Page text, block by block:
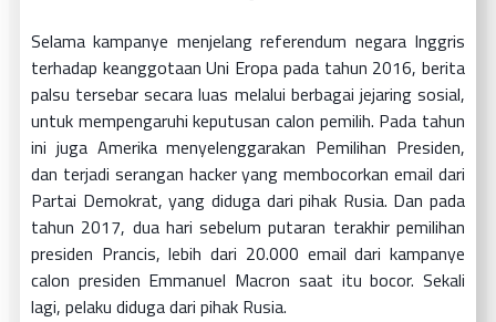
Selama kampanye menjelang referendum negara Inggris
terhadap keanggotaan Uni Eropa pada tahun 2016, berita
palsu tersebar secara luas melalui berbagai jejaring sosial,
untuk mempengaruhi keputusan calon pemilih. Pada tahun
ini juga Amerika menyelenggarakan Pemilihan Presiden,
dan terjadi serangan hacker yang membocorkan email dari
Partai Demokrat, yang diduga dari pihak Rusia. Dan pada
tahun 2017, dua hari sebelum putaran terakhir pemilihan
presiden Prancis, lebih dari 20.000 email dari kampanye
calon presiden Emmanuel Macron saat itu bocor. Sekali
lagi, pelaku diduga dari pihak Rusia.